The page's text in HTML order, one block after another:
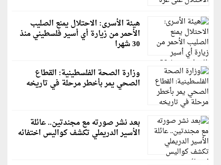
هيئة الأسرى: الاحتلال يمنع الصليب
الأحمر من زيارة أي أسير فلسطيني منذ
30 شهرا
وزارة الصحة الفلسطينية: القطاع
الصحي يمر بأخطر مرحلة في تاريخه
بعد نشر صورته مع مجندتين.. عائلة
الأسير الدريملي تكشف كواليس اختفائه